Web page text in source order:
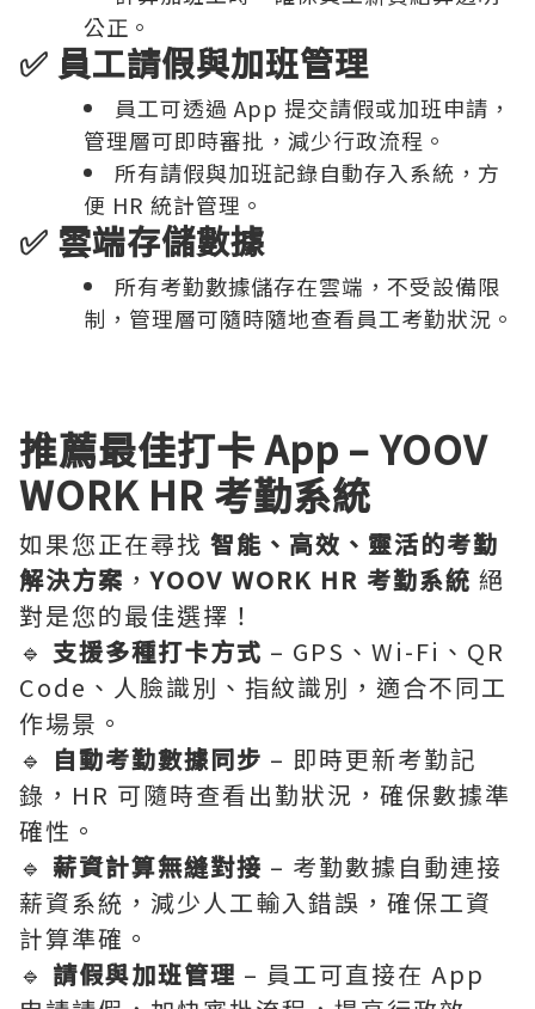
公正。
✅ 員工請假與加班管理
員工可透過 App 提交請假或加班申請，
管理層可即時審批，減少行政流程。
所有請假與加班記錄自動存入系統，方
便 HR 統計管理。
✅ 雲端存儲數據
所有考勤數據儲存在雲端，不受設備限
制，管理層可隨時隨地查看員工考勤狀況。
推薦最佳打卡 App – YOOV
WORK HR 考勤系統
如果您正在尋找 智能、高效、靈活的考勤
解決方案 ，YOOV WORK HR 考勤系統 絕
對是您的最佳選擇！
🔹 支援多種打卡方式 – GPS、Wi-Fi、QR
Code、人臉識別、指紋識別，適合不同工
作場景。
🔹 自動考勤數據同步 – 即時更新考勤記
錄，HR 可隨時查看出勤狀況，確保數據準
確性。
🔹 薪資計算無縫對接 – 考勤數據自動連接
薪資系統，減少人工輸入錯誤，確保工資
計算準確。
🔹 請假與加班管理 – 員工可直接在 App